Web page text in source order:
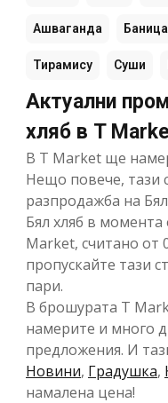
Ашваганда Баница
Тирамису Суши
Актуални
хляб в T
В T Market ще
Нещо повече, тази
разпродажба на Бял
Бял хляб в
Market, считано от
пропускайте тази
пари.
В брошурата T
намерите и много
предложения. И
Новини, Градушка,
намалена цена!